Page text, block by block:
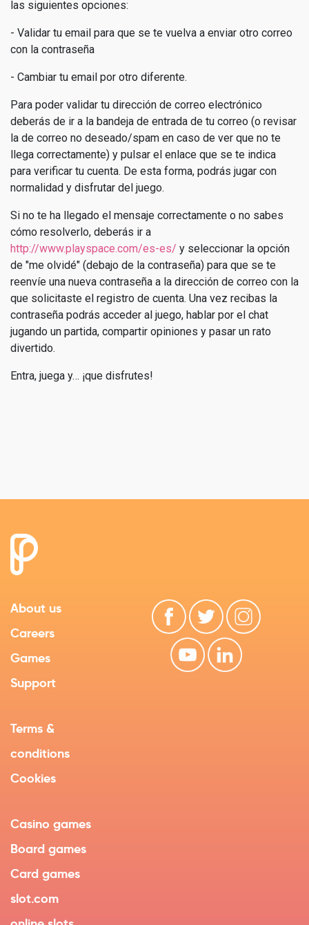
las siguientes opciones:
- Validar tu email para que se te vuelva a enviar otro correo
con la contraseña
- Cambiar tu email por otro diferente.
Para poder validar tu dirección de correo electrónico
deberás de ir a la bandeja de entrada de tu correo (o revisar
la de correo no deseado/spam en caso de ver que no te
llega correctamente) y pulsar el enlace que se te indica
para verificar tu cuenta. De esta forma, podrás jugar con
normalidad y disfrutar del juego.
Si no te ha llegado el mensaje correctamente o no sabes
cómo resolverlo, deberás ir a
http://www.playspace.com/es-es/ y seleccionar la opción
de "me olvidé" (debajo de la contraseña) para que se te
reenvíe una nueva contraseña a la dirección de correo con la
que solicitaste el registro de cuenta. Una vez recibas la
contraseña podrás acceder al juego, hablar por el chat
jugando un partida, compartir opiniones y pasar un rato
divertido.
Entra, juega y… ¡que disfrutes!
About us
Careers
Games
Support
Terms &
conditions
Cookies
Casino games
Board games
Card games
slot.com